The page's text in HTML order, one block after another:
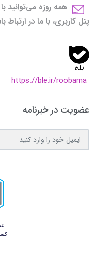
همه روزه می‌توانید
پنل کاربری، با ما در ارتباط
https://ble.ir/roobama
عضویت در خبرنامه